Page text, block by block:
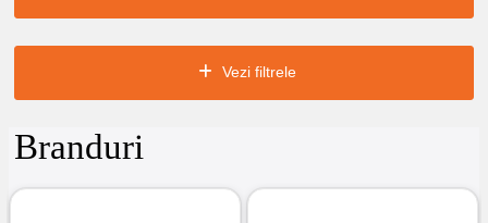
Vezi filtrele
Branduri